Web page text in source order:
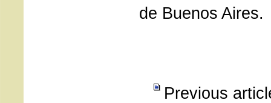
de Buenos Aires.
Previous